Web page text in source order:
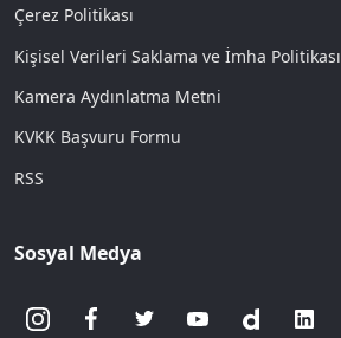
Çerez Politikası
Kişisel Verileri Saklama ve İmha Politikası
Kamera Aydınlatma Metni
KVKK Başvuru Formu
RSS
Sosyal Medya